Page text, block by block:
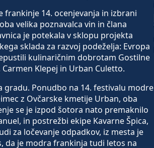
frankinje 14. ocenjevanja in izbrani
velika poznavalca vin in člana
je potekala v sklopu projekta
sklada za razvoj podeželja: Evropa
kulinaričnim dobrotam Gostilne
Klepej in Urban Culetto.
gradu. Ponudbo na 14. festivalu modre
z Ovčarske kmetije Urban, oba
se je izpod šotora nato premaknilo
in postrežbi ekipe Kavarne Špica,
za ločevanje odpadkov, iz mesta je
da je modra frankinja tudi letos na